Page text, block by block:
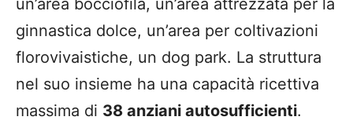
un’area bocciofila, un’area attrezzata per la
ginnastica dolce, un’area per coltivazioni
florovivaistiche, un dog park. La struttura
nel suo insieme ha una capacità ricettiva
massima di 38 anziani autosufficienti.